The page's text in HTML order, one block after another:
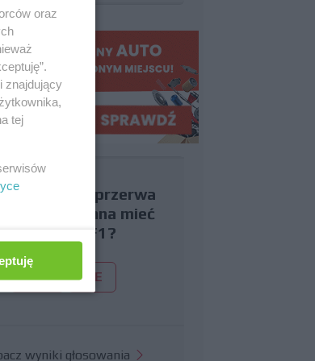
że przerwa
powinna mieć
miejsce w F1?
TAK NIE
wyniki głosowania
oraz
znajdujący
tej